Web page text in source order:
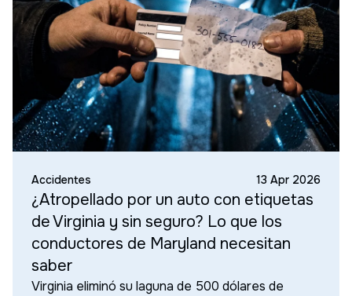
Accidentes 13 Apr 2026
¿Atropellado por un auto con etiquetas
de Virginia y sin seguro? Lo que los
conductores de Maryland necesitan
saber
Virginia eliminó su laguna de 500 dólares de